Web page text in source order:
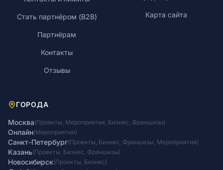
Стать партнёром (B2B)
Партнёрам
Контакты
Отзывы
Карта сайта
ГОРОДА
Москва(Проекты, Мероприятия, Бизнес, Франшизы)
Онлайн(Мероприятия)
Санкт-Петербург(Проекты, Бизнес, Франшизы, Мероприятия)
Казань(Проекты, Бизнес, Франшизы)
Новосибирск(Проекты, Бизнес)